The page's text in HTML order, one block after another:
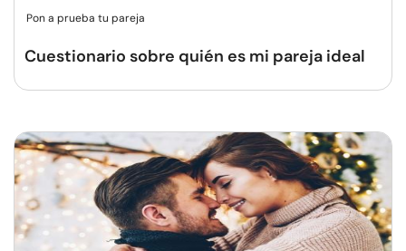
Pon a prueba tu pareja
Cuestionario sobre quién es mi pareja ideal